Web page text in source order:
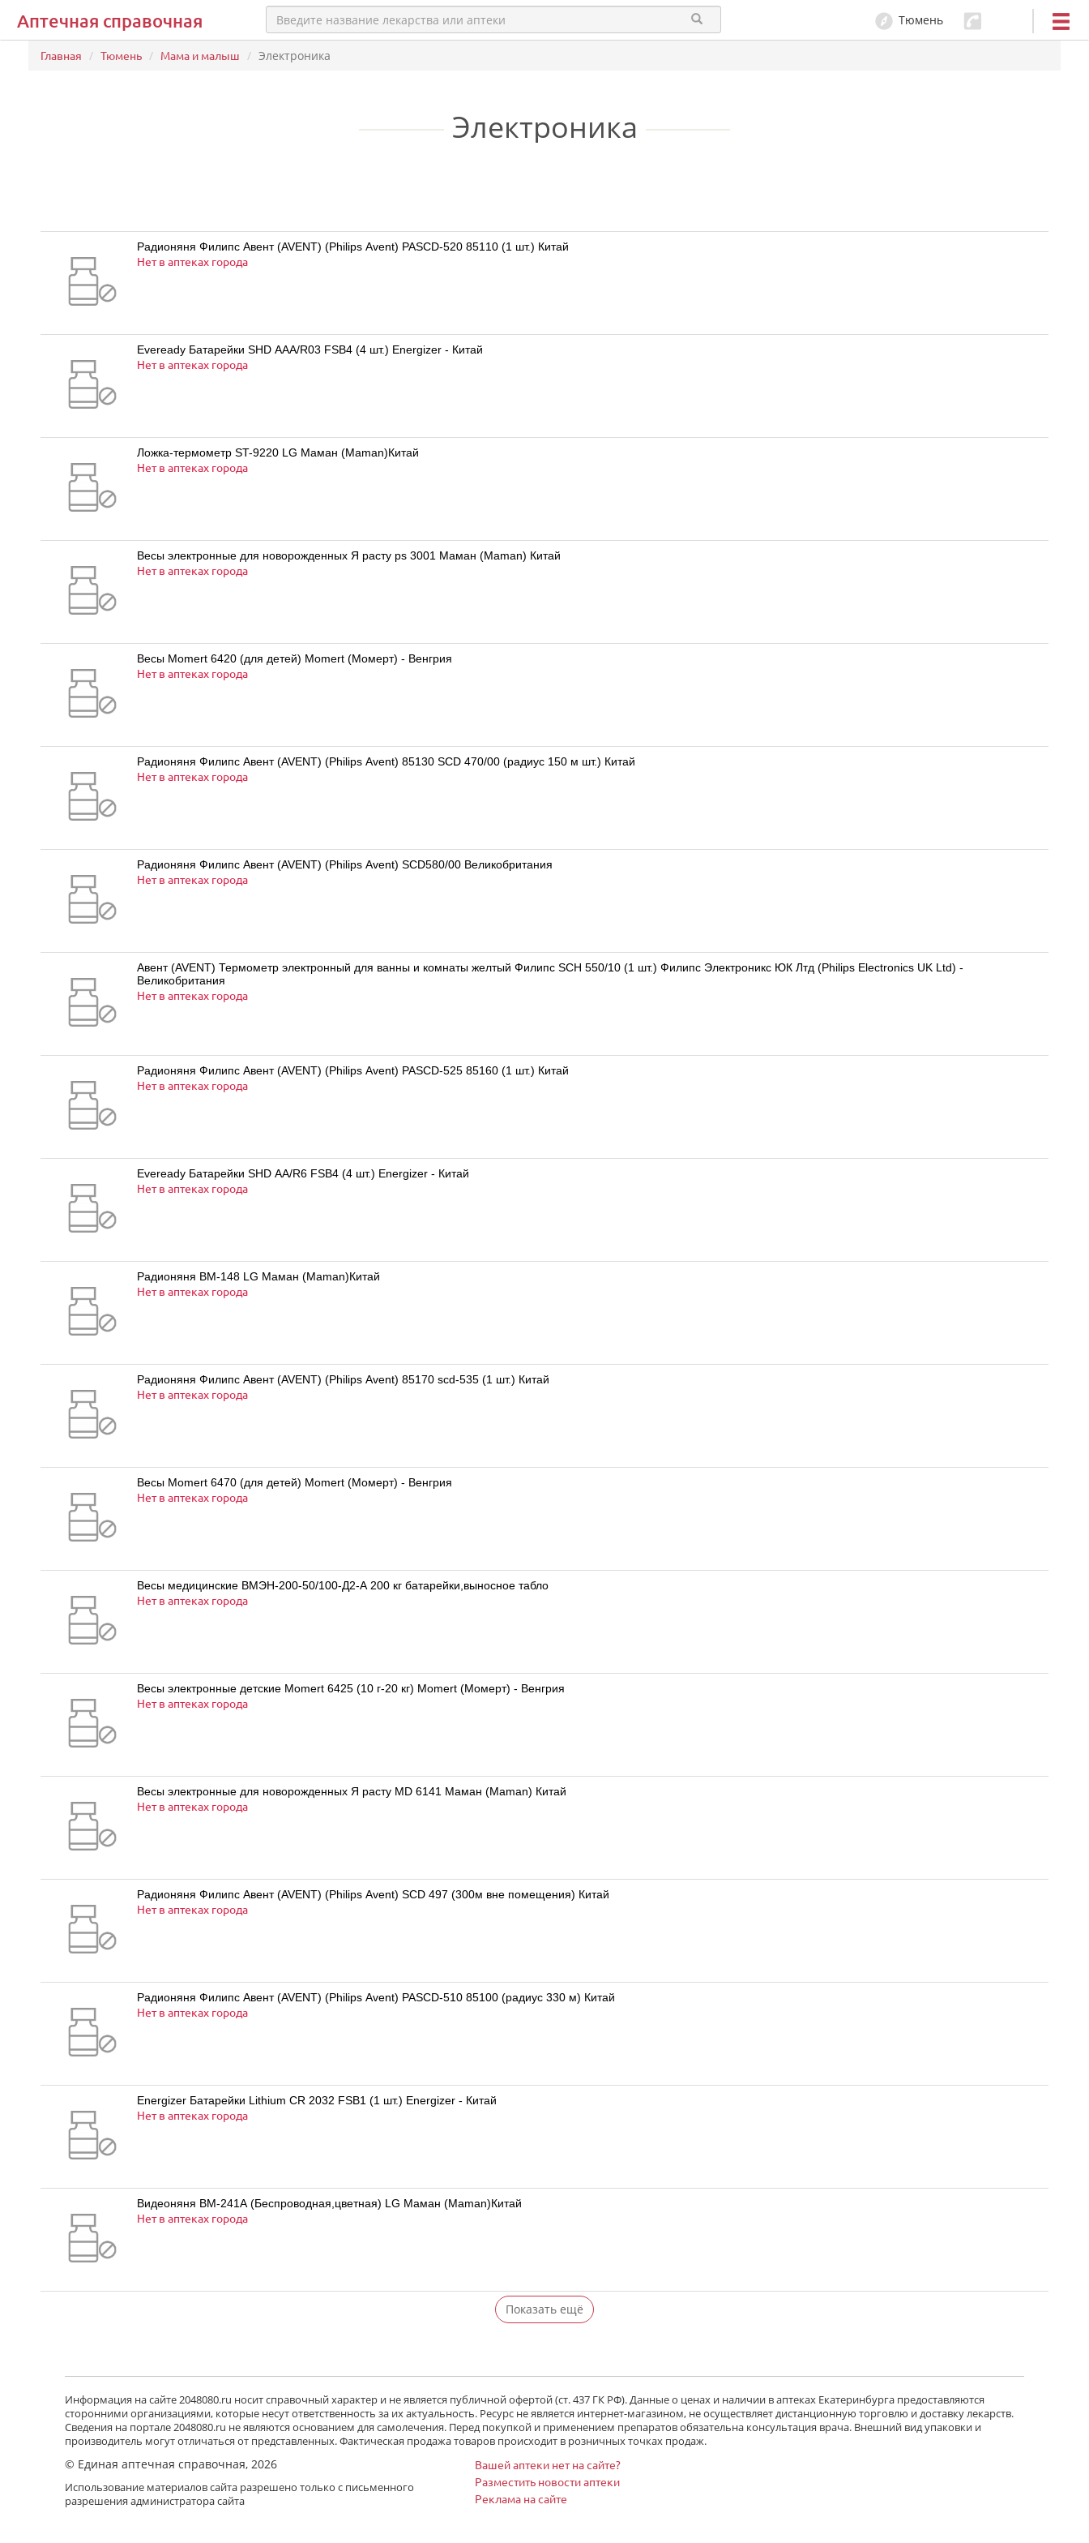
Аптечная справочная Тюмень
Главная Тюмень Мама и малыш Электроника
Электроника
Радионяня Филипс Авент (AVENT) (Philips Avent) PASCD-520 85110 (1 шт.) Китай
Нет в аптеках города
Eveready Батарейки SHD AAA/R03 FSB4 (4 шт.) Energizer - Китай
Нет в аптеках города
Ложка-термометр ST-9220 LG Маман (Maman)Китай
Нет в аптеках города
Весы электронные для новорожденных Я расту ps 3001 Маман (Maman) Китай
Нет в аптеках города
Весы Momert 6420 (для детей) Momert (Момерт) - Венгрия
Нет в аптеках города
Радионяня Филипс Авент (AVENT) (Philips Avent) 85130 SCD 470/00 (радиус 150 м шт.) Китай
Нет в аптеках города
Радионяня Филипс Авент (AVENT) (Philips Avent) SCD580/00 Великобритания
Нет в аптеках города
Авент (AVENT) Термометр электронный для ванны и комнаты желтый Филипс SCH 550/10 (1 шт.) Филипс Электроникс ЮК Лтд (Philips Electronics UK Ltd) -
Великобритания
Нет в аптеках города
Радионяня Филипс Авент (AVENT) (Philips Avent) PASCD-525 85160 (1 шт.) Китай
Нет в аптеках города
Eveready Батарейки SHD AA/R6 FSB4 (4 шт.) Energizer - Китай
Нет в аптеках города
Радионяня BM-148 LG Маман (Maman)Китай
Нет в аптеках города
Радионяня Филипс Авент (AVENT) (Philips Avent) 85170 scd-535 (1 шт.) Китай
Нет в аптеках города
Весы Momert 6470 (для детей) Momert (Момерт) - Венгрия
Нет в аптеках города
Весы медицинские ВМЭН-200-50/100-Д2-А 200 кг батарейки,выносное табло
Нет в аптеках города
Весы электронные детские Momert 6425 (10 г-20 кг) Momert (Момерт) - Венгрия
Нет в аптеках города
Весы электронные для новорожденных Я расту MD 6141 Маман (Maman) Китай
Нет в аптеках города
Радионяня Филипс Авент (AVENT) (Philips Avent) SCD 497 (300м вне помещения) Китай
Нет в аптеках города
Радионяня Филипс Авент (AVENT) (Philips Avent) PASCD-510 85100 (радиус 330 м) Китай
Нет в аптеках города
Energizer Батарейки Lithium CR 2032 FSB1 (1 шт.) Energizer - Китай
Нет в аптеках города
Видеоняня BM-241A (Беспроводная,цветная) LG Маман (Maman)Китай
Нет в аптеках города
Показать ещё
Информация на сайте 2048080.ru носит справочный характер и не является публичной офертой (ст. 437 ГК РФ). Данные о ценах и наличии в аптеках Екатеринбурга предоставляются
сторонними организациями, которые несут ответственность за их актуальность. Ресурс не является интернет-магазином, не осуществляет дистанционную торговлю и доставку лекарств.
Сведения на портале 2048080.ru не являются основанием для самолечения. Перед покупкой и применением препаратов обязательна консультация врача. Внешний вид упаковки и
производитель могут отличаться от представленных. Фактическая продажа товаров происходит в розничных точках продаж.
© Единая аптечная справочная, 2026
Использование материалов сайта разрешено только с письменного
разрешения администратора сайта
Вашей аптеки нет на сайте?
Разместить новости аптеки
Реклама на сайте